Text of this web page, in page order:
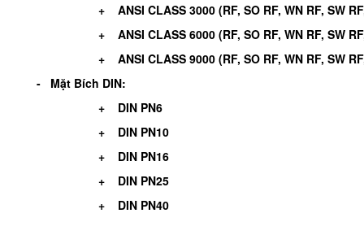
+ ANSI CLASS 3000 (RF, SO RF, WN RF, SW
+ ANSI CLASS 6000 (RF, SO RF, WN RF, SW
+ ANSI CLASS 9000 (RF, SO RF, WN RF, SW
- Mặt Bích DIN:
+ DIN PN6
+ DIN PN10
+ DIN PN16
+ DIN PN25
+ DIN PN40